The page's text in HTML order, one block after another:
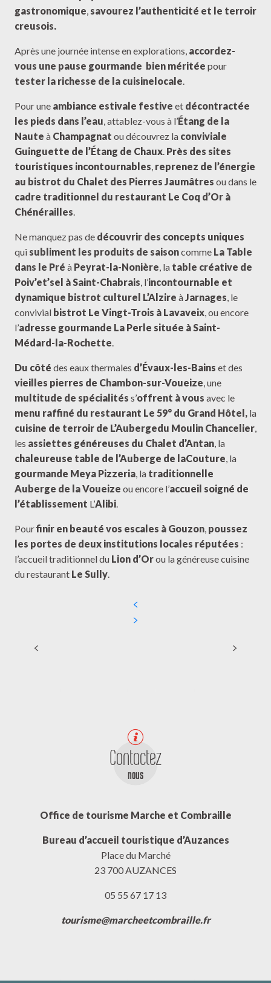
gastronomique, savourez l’authenticité et le terroir
creusois.
Après une journée intense en explorations, accordez-
vous une pause gourmande bien méritée pour
tester la richesse de la cuisinelocale.
Pour une ambiance estivale festive et décontractée
les pieds dans l’eau, attablez-vous à l’Étang de la
Naute à Champagnat ou découvrez la conviviale
Guinguette de l’Étang de Chaux. Près des sites
touristiques incontournables, reprenez de l’énergie
au bistrot du Chalet des Pierres Jaumâtres ou dans le
cadre traditionnel du restaurant Le Coq d’Or à
Chénérailles.
Ne manquez pas de découvrir des concepts uniques
qui subliment les produits de saisoncomme La Table
dans le Pré à Peyrat-la-Nonière, la table créative de
Poiv’et’sel à Saint-Chabrais, l’incontournable et
dynamique bistrot culturel L’Alzire àJarnages, le
convivial bistrot Le Vingt-Trois à Lavaveix, ou encore
l’adresse gourmande La Perle située à Saint-
Médard-la-Rochette.
Du côté des eaux thermales d’Évaux-les-Bains et des
vieilles pierres de Chambon-sur-Voueize, une
multitude de spécialités s’offrent à vous avec le
menu raffiné du restaurant Le 59° du Grand Hôtel, la
cuisine de terroir de L’Aubergedu Moulin Chancelier,
les assiettes généreuses du Chalet d’Antan, la
chaleureuse table de l’Auberge de laCouture, la
gourmande Meya Pizzeria, la traditionnelle
Auberge de la Voueize ou encore l’accueil soigné de
l’établissement L’Alibi.
Pourfinir en beauté vos escales à Gouzon, poussez
les portes de deux institutions locales réputées :
l’accueil traditionnel du Lion d’Orou la généreuse cuisine
du restaurant Le Sully.
Contactez
nous
Office de tourisme Marche et Combraille
Bureau d’accueil touristique d’Auzances
Place du Marché
23 700 AUZANCES
05 55 67 17 13
tourisme@marcheetcombraille.fr